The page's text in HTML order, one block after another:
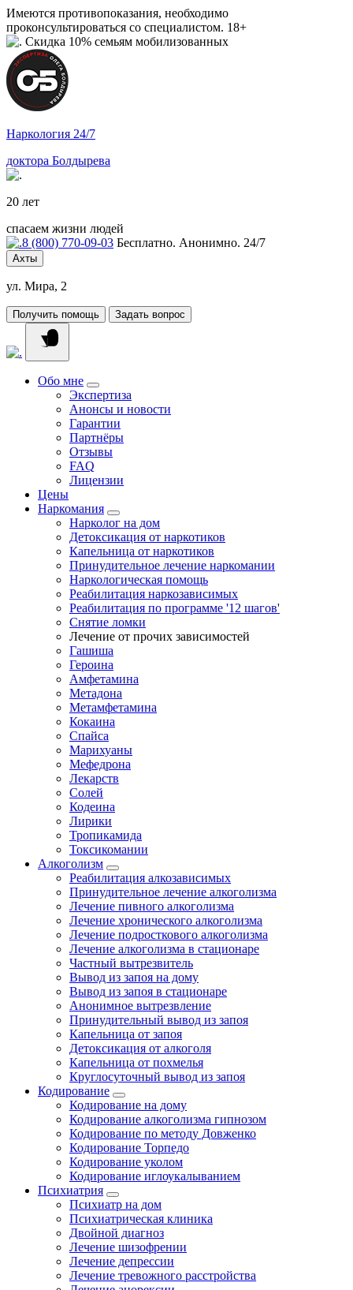
Имеются противопоказания, необходимо
проконсультироваться со специалистом. 18+
Скидка 10% семьям мобилизованных
Наркология 24/7
доктора Болдырева
20 лет
спасаем жизни людей
8 (800) 770-09-03 Бесплатно. Анонимно. 24/7
Ахты
ул. Мира, 2
Получить помощь Задать вопрос
Обо мне
Экспертиза
Анонсы и новости
Гарантии
Партнёры
Отзывы
FAQ
Лицензии
Цены
Наркомания
Нарколог на дом
Детоксикация от наркотиков
Капельница от наркотиков
Принудительное лечение наркомании
Наркологическая помощь
Реабилитация наркозависимых
Реабилитация по программе '12 шагов'
Снятие ломки
Лечение от прочих зависимостей
Гашиша
Героина
Амфетамина
Метадона
Метамфетамина
Кокаина
Спайса
Марихуаны
Мефедрона
Лекарств
Солей
Кодеина
Лирики
Тропикамида
Токсикомании
Алкоголизм
Реабилитация алкозависимых
Принудительное лечение алкоголизма
Лечение пивного алкоголизма
Лечение хронического алкоголизма
Лечение подросткового алкоголизма
Лечение алкоголизма в стационаре
Частный вытрезвитель
Вывод из запоя на дому
Вывод из запоя в стационаре
Анонимное вытрезвление
Принудительный вывод из запоя
Капельница от запоя
Детоксикация от алкоголя
Капельница от похмелья
Круглосуточный вывод из запоя
Кодирование
Кодирование на дому
Кодирование алкоголизма гипнозом
Кодирование по методу Довженко
Кодирование Торпедо
Кодирование уколом
Кодирование иглоукалыванием
Психиатрия
Психиатр на дом
Психиатрическая клиника
Двойной диагноз
Лечение шизофрении
Лечение депрессии
Лечение тревожного расстройства